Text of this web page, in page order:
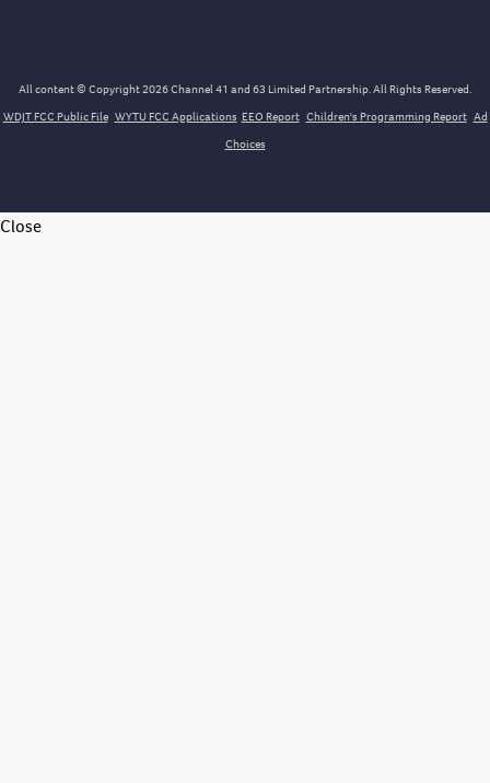
All content © Copyright 2026 Channel 41 and 63 Limited Partnership. All Rights Reserved.
WDJT FCC Public File WYTU FCC Applications EEO Report Children's Programming Report Ad
Choices
Close